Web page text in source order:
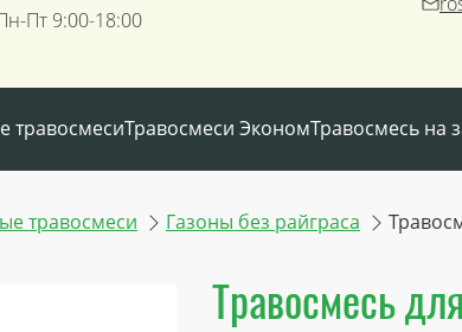
Пт 9:00-18:00
травосмесиТравосмеси ЭкономТравосмесь на
травосмеси Газоны без райграса
Травосмесь